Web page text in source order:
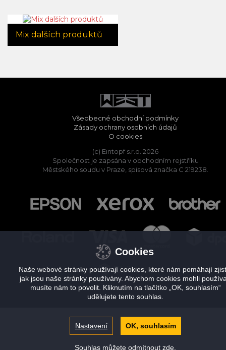
Mix dalších produktů
Všeobecné obchodní podmínky
Zásady ochrany osobních údajů
O cookies
(c) Eintopf s.r.o. 2026
Společnost je zapsána v obchodním rejstříku
Městského soudu v Praze, spisová značka C 219238.
Cookies
Naše webové stránky používají cookies, které nám pomáhají
jak jsou naše stránky používány. Abychom cookies mohli
musíte nám to povolit. Kliknutím na tlačítko „OK, souhlasím“
udělujete tento souhlas.
Nastavení OK, souhlasím
Souhlas můžete odmítnout zde